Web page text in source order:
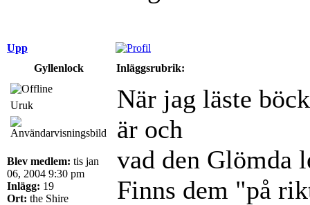
Upp
Gyllenlock
Inläggsrubrik:
Uruk
Blev medlem: tis jan
06, 2004 9:30 pm
Inlägg: 19
Ort: the Shire
När jag läste
är och
vad den Glömda
Finns dem "på